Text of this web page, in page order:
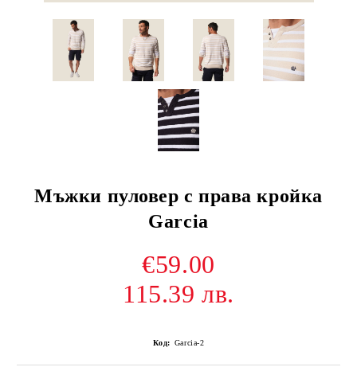
Мъжки пуловер с права кройка
Garcia
€59.00
115.39 лв.
Код: Garcia-2